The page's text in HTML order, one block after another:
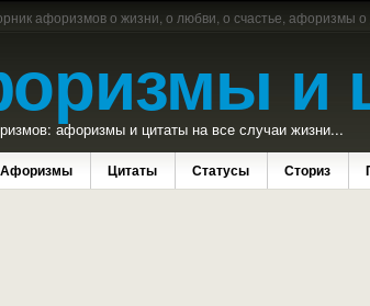
афоризмов о жизни, о любви, о счастье, афоризмы
и
афоризмы и цитаты на все случаи жизни...
Афоризмы Цитаты Статусы Сториз